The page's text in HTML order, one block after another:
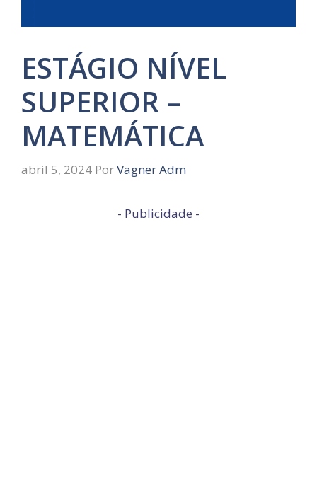
ESTÁGIO NÍVEL
SUPERIOR –
MATEMÁTICA
abril 5, 2024 PorVagner Adm
- Publicidade -